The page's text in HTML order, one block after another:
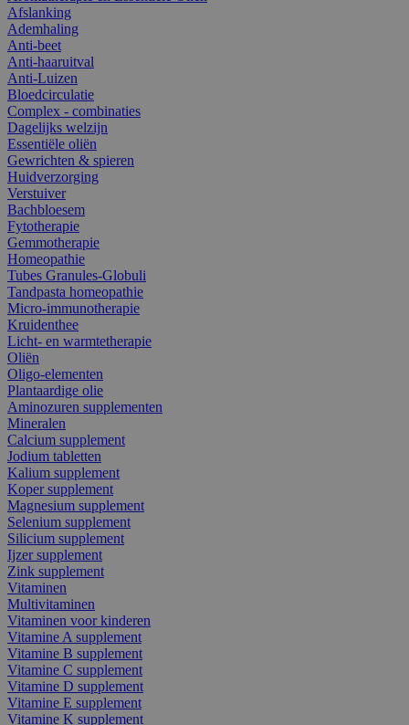
Afslanking
Ademhaling
Anti-beet
Anti-haaruitval
Anti-Luizen
Bloedcirculatie
Complex - combinaties
Dagelijks welzijn
Essentiële oliën
Gewrichten & spieren
Huidverzorging
Verstuiver
Bachbloesem
Fytotherapie
Gemmotherapie
Homeopathie
Tubes Granules-Globuli
Tandpasta homeopathie
Micro-immunotherapie
Kruidenthee
Licht- en warmtetherapie
Oliën
Oligo-elementen
Plantaardige olie
Aminozuren supplementen
Mineralen
Calcium supplement
Jodium tabletten
Kalium supplement
Koper supplement
Magnesium supplement
Selenium supplement
Silicium supplement
Ijzer supplement
Zink supplement
Vitaminen
Multivitaminen
Vitaminen voor kinderen
Vitamine A supplement
Vitamine B supplement
Vitamine C supplement
Vitamine D supplement
Vitamine E supplement
Vitamine K supplement